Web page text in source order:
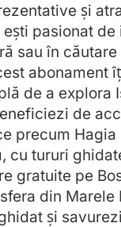
și
pasionat de
sau în
abonament
de a explora
de
precum Hagia
cu tururi
gratuite pe
din Marele
și